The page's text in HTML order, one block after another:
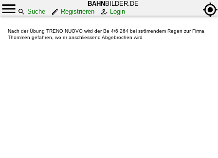
BAHN BILDER.DE
Suche
Registrieren Login
Nach der Übung TRENO NUOVO wird der Be 4/6 264 bei strömendem Regen zur Firma
Thommen gefahren, wo er anschliessend Abgebrochen wird